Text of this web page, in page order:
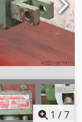
1 /7